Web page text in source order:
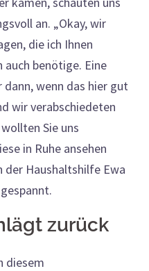
an. „Okay, wir
die ich Ihnen
auch benötige. Eine
dann, wenn das hier gut
wir verabschiedeten
Sie uns
in Ruhe ansehen
der Haushaltshilfe Ewa
zurück
diesem